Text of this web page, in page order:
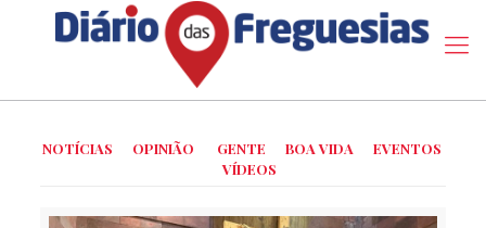
NOTÍCIAS OPINIÃO GENTE BOA VIDA
EVENTOS
VÍDEOS